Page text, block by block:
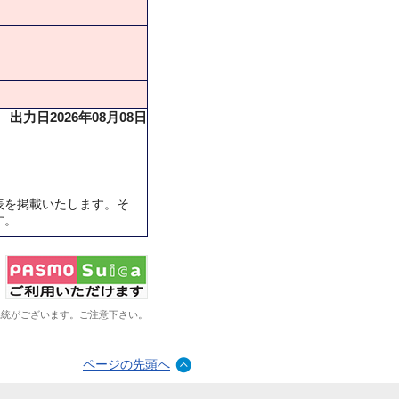
出力日2026年08月08日
掲載いたします。そ
がございます。ご注意下さい。
ページの先頭へ